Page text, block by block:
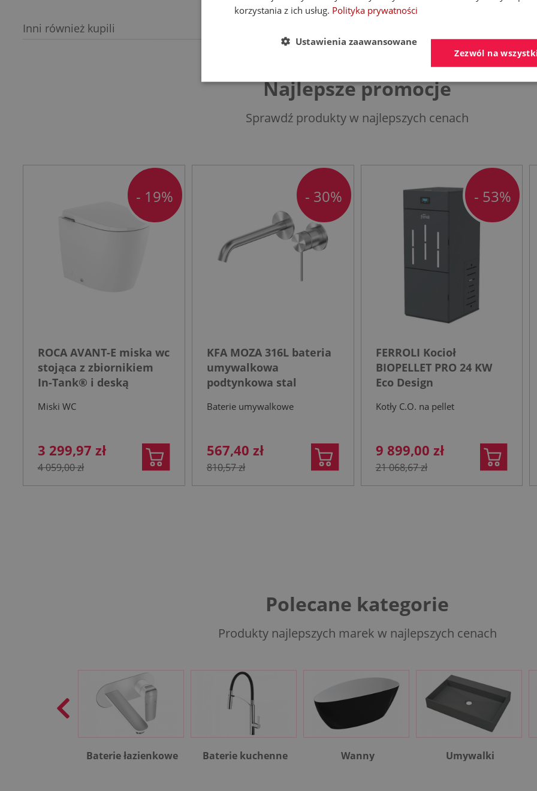
Inni również kupili
Najlepsze promocje
Sprawdź produkty w najlepszych cenach
ROCA AVANT-E miska wc
stojąca z zbiornikiem
In-Tank® i deską
Miski WC
3 299,97 zł
4 059,00 zł
- 19%
KFA MOZA 316L bateria
umywalkowa
podtynkowa stal
Baterie umywalkowe
567,40 zł
810,57 zł
- 30%
FERROLI Kocioł
BIOPELLET PRO 24 KW
Eco Design
Kotły C.O. na pellet
9 899,00 zł
21 068,67 zł
- 53%
Polecane kategorie
Produkty najlepszych marek w najlepszych cenach
Baterie łazienkowe Baterie kuchenne Wanny Umywalki
korzystania z ich usług. Polityka prywatności
Zezwól na
Ustawienia zaawansowane